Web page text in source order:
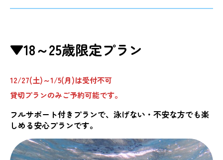
▼18～25歳限定プラン
12/27(土)～1/5(月)は受付不可
貸切プランのみご予約可能です。
フルサポート付きプランで、泳げない・不安な方でも楽
しめる安心プランです。